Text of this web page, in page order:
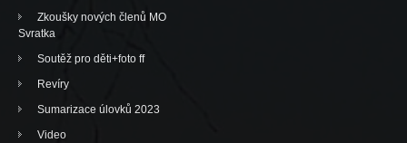
Zkoušky nových členů MO
Svratka
Soutěž pro děti+foto ff
Revíry
Sumarizace úlovků 2023
Video